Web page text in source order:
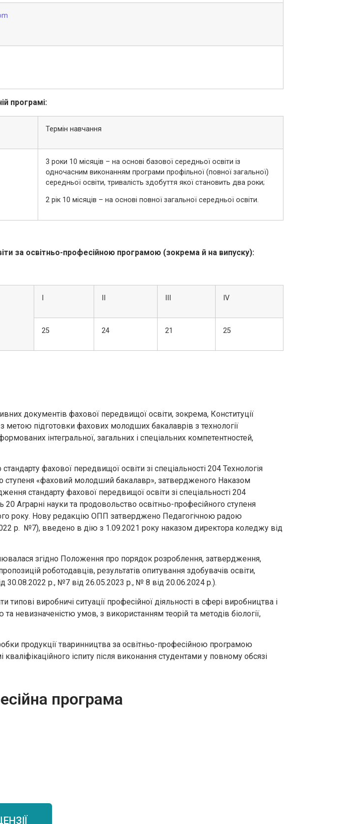
програмі:
Термін навчання
3 роки 10 місяців – на основі базової середньої освіти із
одночасним виконанням програми профільної (повної загальної)
середньої освіти, тривалість здобуття якої становить два роки;
2 рік 10 місяців – на основі повної загальної середньої освіти.
за освітньо-професійною програмою (зокрема й на випуску):
ІV
25 24 21 25
документів фахової передвищої освіти, зокрема, Конституції
метою підготовки фахових молодших бакалаврів з технології
інтегральної, загальних і спеціальних компетентностей,
фахової передвищої освіти зі спеціальності 204 Технологія
ступеня «фаховий молодший бакалавр», затвердженого Наказом
стандарту фахової передвищої освіти зі спеціальності 204
Аграрні науки та продовольство освітньо-професійного ступеня
року. Нову редакцію ОПП затверджено Педагогічною радою
р. №7), введено в дію з 1.09.2021 року наказом директора коледжу від
згідно Положення про порядок розроблення, затвердження,
роботодавців, результатів опитування здобувачів освіти,
30.08.2022 р., №7 від 26.05.2023 р., № 8 від 20.06.2024 р.).
виробничі ситуації професійної діяльності в сфері виробництва і
невизначеністю умов, з використанням теорій та методів біології,
продукції тваринництва за освітньо-професійною програмою
іспиту після виконання студентами у повному обсязі
програма